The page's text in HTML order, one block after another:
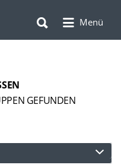
Menü
GEFUNDEN